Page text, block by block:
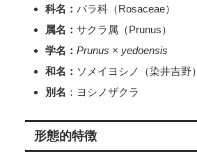
科名： バラ科（Rosaceae）
属名： サクラ属（Prunus）
学名： Prunus × yedoensis
和名： ソメイヨシノ（染井吉野）
別名 ：ヨシノザクラ
形態的特徴